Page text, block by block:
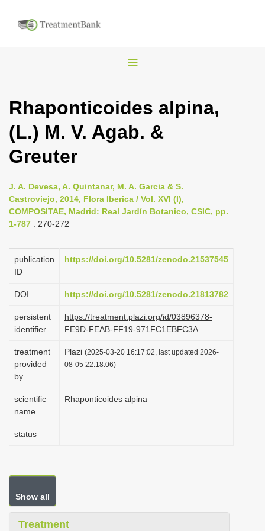
T
g
l
v
i
t
o
Rhaponticoides alpina,
(L.) M. V. Agab. &
Greuter
J. A. Devesa, A. Quintanar, M. A. Garcia & S.
Castroviejo, 2014, Flora Iberica / Vol. XVI (I),
COMPOSITAE, Madrid: Real Jardín Botanico, CSIC, pp.
1-787 : 270-272
publication
ID
https://doi.org/10.5281/zenodo.21537545
DOI https://doi.org/10.5281/zenodo.21813782
persistent
identifier
https://treatment.plazi.org/id/03896378-
FE9D-FEAB-FF19-971FC1EBFC3A
treatment
provided
by
Plazi (2025-03-20 16:17:02, last updated 2026-
08-05 22:18:06)
scientific
name
Rhaponticoides alpina
status
Show all
Treatment